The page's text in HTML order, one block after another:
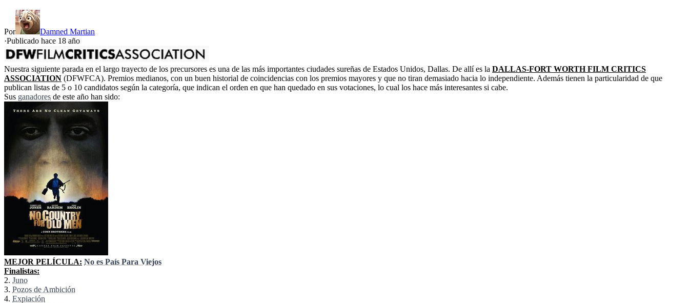
Por
Damned Martian
·Publicado hace 18 año
Nuestra siguiente parada en el largo trayecto de los precursores es una de las más importantes ciudades sureñas de Estados Unidos, Dallas. De allí es la DALLAS-FORT WORTH FILM CRITICS
ASSOCIATION (DFWFCA). Premios medianos, con un buen historial de coincidencias con los premios mayores y que no tiran demasiado hacia lo independiente. Además tienen la particularidad de que
publican listas de 5 o 10 candidatos según la categoría, que indican el orden en que han quedado en sus votaciones, lo cual los hace más interesantes si cabe.
Sus ganadores de este año han sido:
MEJOR PELÍCULA: No es País Para Viejos
Finalistas:
2. Juno
3. Pozos de Ambición
4. Expiación